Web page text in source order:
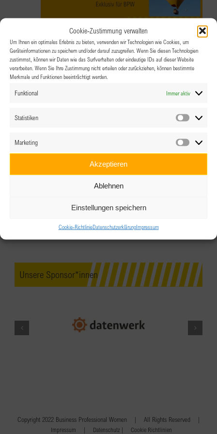
Cookie-Zustimmung verwalten
Um Ihnen ein optimales Erlebnis zu bieten, verwenden wir Technologien wie Cookies, um
Geräteinformationen zu speichern und/oder darauf zuzugreifen. Wenn Sie diesen Technologien
zustimmst, können wir Daten wie das Surfverhalten oder eindeutige IDs auf dieser Website
verarbeiten. Wenn Sie Ihre Zustimmung nicht erteilen oder zurückziehen, können bestimmte
Merkmale und Funktionen beeinträchtigt werden.
Funktional Immer aktiv
Statistiken
Marketing
Akzeptieren
Ablehnen
Einstellungen speichern
Cookie-RichtlinieDatenschutzerklärungImpressum
Onboarding Veranstaltung – Exklusiv
für BPW
8.07.2026 @ 19:00
Unsere Sponsor*innen
Copyright 2022 Business Professional Women | All Rights Reserved |
Impressum | Datenschutz | Cookie Richtlinien